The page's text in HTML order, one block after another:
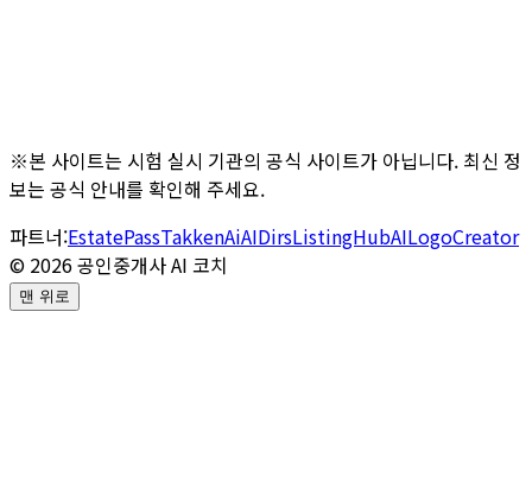
※본 사이트는 시험 실시 기관의 공식 사이트가 아닙니다. 최신 정
보는 공식 안내를 확인해 주세요.
파트너:EstatePassTakkenAiAIDirsListingHubAILogoCreator
© 2026공인중개사 AI 코치
맨 위로